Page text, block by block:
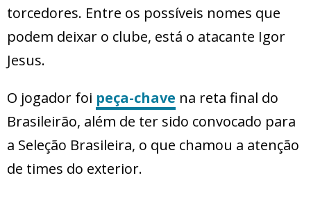
torcedores. Entre os possíveis nomes que
podem deixar o clube, está o atacante Igor
Jesus.
O jogador foi peça-chave na reta final do
Brasileirão, além de ter sido convocado para
a Seleção Brasileira, o que chamou a atenção
de times do exterior.